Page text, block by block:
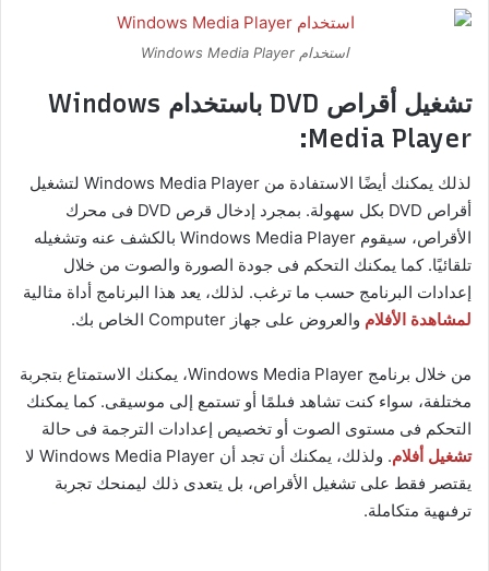
استخدام Windows Media Player
تشغيل أقراص DVD باستخدام Windows
Media Player:
لذلك يمكنك أيضًا الاستفادة من Windows Media Player لتشغيل
أقراص DVD بكل سهولة. بمجرد إدخال قرص DVD فى محرك
الأقراص، سيقوم Windows Media Player بالكشف عنه وتشغيله
تلقائيًا. كما يمكنك التحكم فى جودة الصورة والصوت من خلال
إعدادات البرنامج حسب ما ترغب. لذلك، يعد هذا البرنامج أداة مثالية
لمشاهدة الأفلام والعروض على جهاز Computer الخاص بك.
من خلال برنامج Windows Media Player، يمكنك الاستمتاع بتجربة
مختلفة، سواء كنت تشاهد فىلمًا أو تستمع إلى موسيقى. كما يمكنك
التحكم فى مستوى الصوت أو تخصيص إعدادات الترجمة فى حالة
تشغيل أفلام
. ولذلك، يمكنك أن تجد أن Windows Media Player لا
يقتصر فقط على تشغيل الأقراص، بل يتعدى ذلك ليمنحك تجربة
ترفىهية متكاملة.